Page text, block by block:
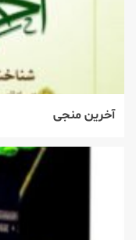
آخرین منجی